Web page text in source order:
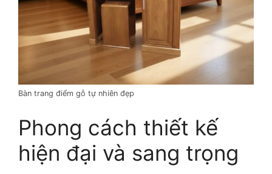
Bàn trang điểm gỗ tự nhiên đẹp
Phong cách thiết kế
hiện đại và sang trọng